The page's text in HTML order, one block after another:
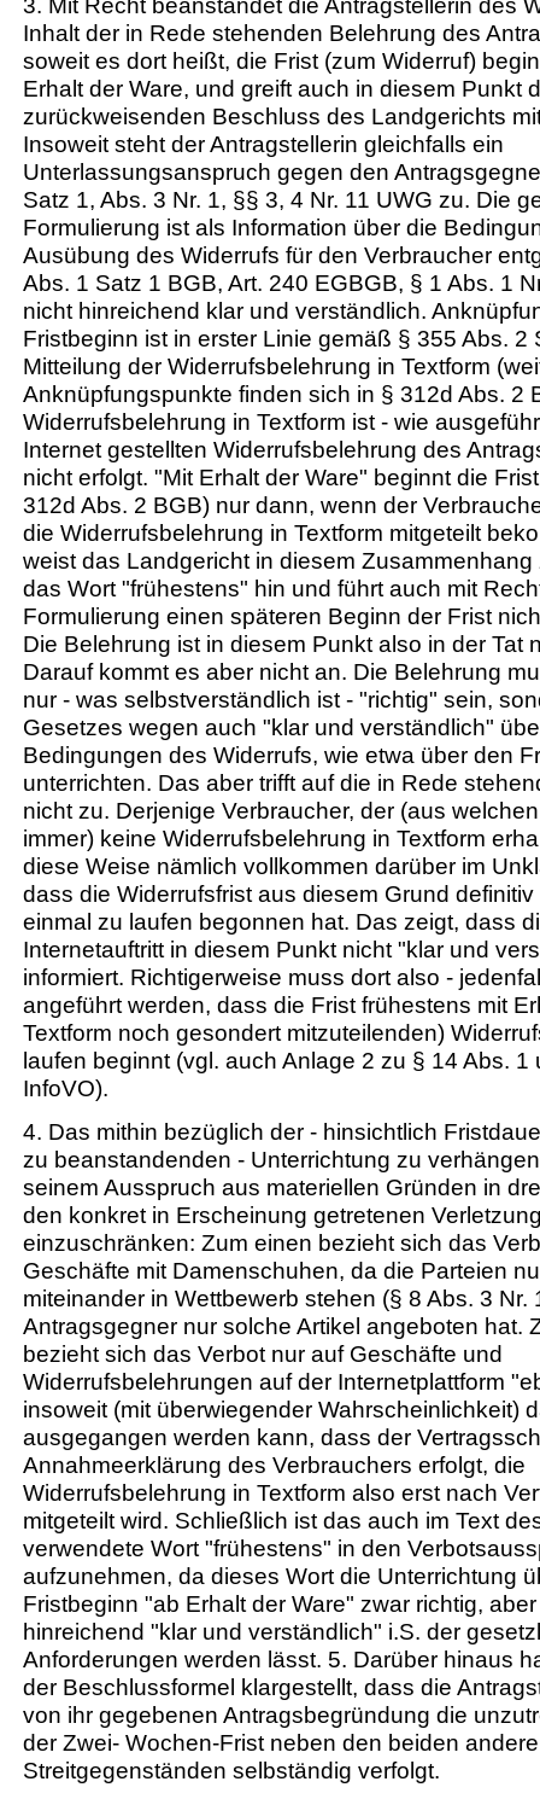
Inhalt der in Rede stehenden Belehrung des
soweit es dort heißt, die Frist (zum Widerruf)
Erhalt der Ware, und greift auch in diesem Punkt
zurückweisenden Beschluss des Landgerichts
Insoweit steht der Antragstellerin gleichfalls ein
Unterlassungsanspruch gegen den
Satz 1, Abs. 3 Nr. 1, §§ 3, 4 Nr. 11 UWG zu. Die
Formulierung ist als Information über die
Ausübung des Widerrufs für den Verbraucher
Abs. 1 Satz 1 BGB, Art. 240 EGBGB, § 1 Abs. 1
nicht hinreichend klar und verständlich.
Fristbeginn ist in erster Linie gemäß § 355 Abs. 2
Mitteilung der Widerrufsbelehrung in Textform
Anknüpfungspunkte finden sich in § 312d Abs. 2
Widerrufsbelehrung in Textform ist - wie
Internet gestellten Widerrufsbelehrung des
nicht erfolgt. "Mit Erhalt der Ware" beginnt die
312d Abs. 2 BGB) nur dann, wenn der
die Widerrufsbelehrung in Textform mitgeteilt
weist das Landgericht in diesem Zusammenhang
das Wort "frühestens" hin und führt auch mit
Formulierung einen späteren Beginn der Frist
Die Belehrung ist in diesem Punkt also in der Tat
Darauf kommt es aber nicht an. Die Belehrung
nur - was selbstverständlich ist - "richtig" sein,
Gesetzes wegen auch "klar und verständlich"
Bedingungen des Widerrufs, wie etwa über den
unterrichten. Das aber trifft auf die in Rede
nicht zu. Derjenige Verbraucher, der (aus
immer) keine Widerrufsbelehrung in Textform
diese Weise nämlich vollkommen darüber im
dass die Widerrufsfrist aus diesem Grund
einmal zu laufen begonnen hat. Das zeigt, dass
Internetauftritt in diesem Punkt nicht "klar und
informiert. Richtigerweise muss dort also -
angeführt werden, dass die Frist frühestens mit
Textform noch gesondert mitzuteilenden)
laufen beginnt (vgl. auch Anlage 2 zu § 14 Abs. 1
InfoVO).
4. Das mithin bezüglich der - hinsichtlich
zu beanstandenden - Unterrichtung zu
seinem Ausspruch aus materiellen Gründen in
den konkret in Erscheinung getretenen
einzuschränken: Zum einen bezieht sich das
Geschäfte mit Damenschuhen, da die Parteien
miteinander in Wettbewerb stehen (§ 8 Abs. 3 Nr.
Antragsgegner nur solche Artikel angeboten hat.
bezieht sich das Verbot nur auf Geschäfte und
Widerrufsbelehrungen auf der Internetplattform
insoweit (mit überwiegender Wahrscheinlichkeit)
ausgegangen werden kann, dass der
Annahmeerklärung des Verbrauchers erfolgt, die
Widerrufsbelehrung in Textform also erst nach
mitgeteilt wird. Schließlich ist das auch im Text
verwendete Wort "frühestens" in den
aufzunehmen, da dieses Wort die Unterrichtung
Fristbeginn "ab Erhalt der Ware" zwar richtig,
hinreichend "klar und verständlich" i.S. der
Anforderungen werden lässt. 5. Darüber hinaus
der Beschlussformel klargestellt, dass die
von ihr gegebenen Antragsbegründung die
der Zwei- Wochen-Frist neben den beiden
Streitgegenständen selbständig verfolgt.